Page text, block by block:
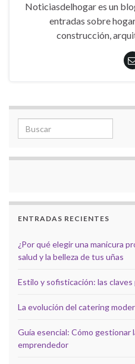
Noticiasdelhogar es un
entradas sobre
construcción,
Search for:
ENTRADAS RECIENTES
¿Por qué elegir una manicura
salud y la belleza de tus uñas
Estilo y sofisticación: las
La evolución del catering
Guía esencial: Cómo gestionar
emprendedor